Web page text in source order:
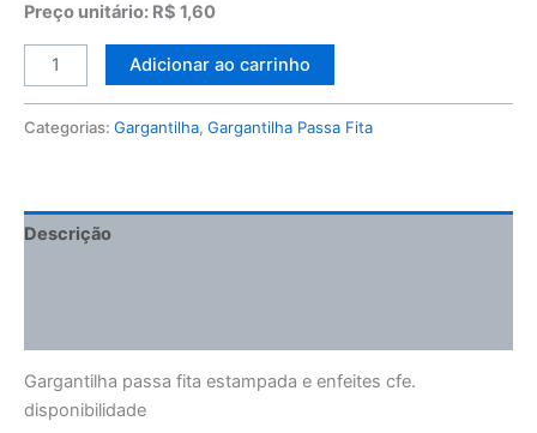
Preço unitário: R$ 1,60
Adicionar ao carrinho
Categorias: Gargantilha, Gargantilha Passa Fita
Descrição
Gargantilha passa fita estampada e enfeites cfe.
disponibilidade